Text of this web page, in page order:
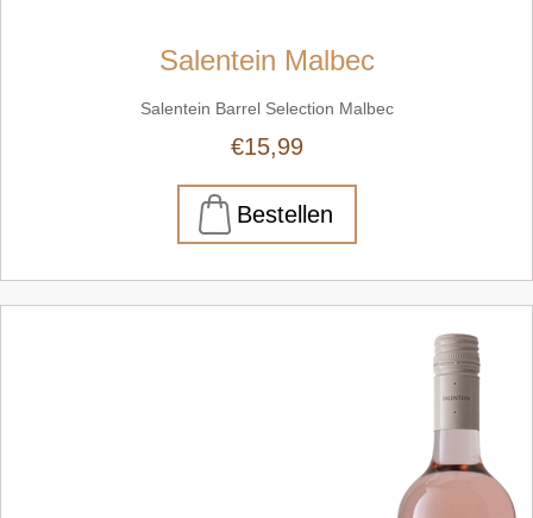
Salentein Malbec
Salentein Barrel Selection Malbec
€15,99